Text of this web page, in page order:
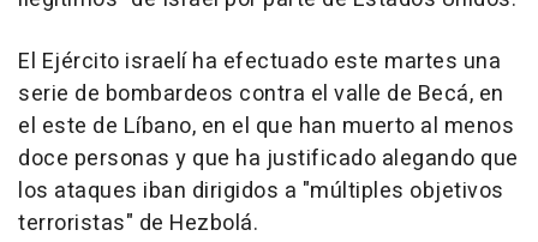
El Ejército israelí ha efectuado este martes una
serie de bombardeos contra el valle de Becá, en
el este de Líbano, en el que han muerto al menos
doce personas y que ha justificado alegando que
los ataques iban dirigidos a "múltiples objetivos
terroristas" de Hezbolá.